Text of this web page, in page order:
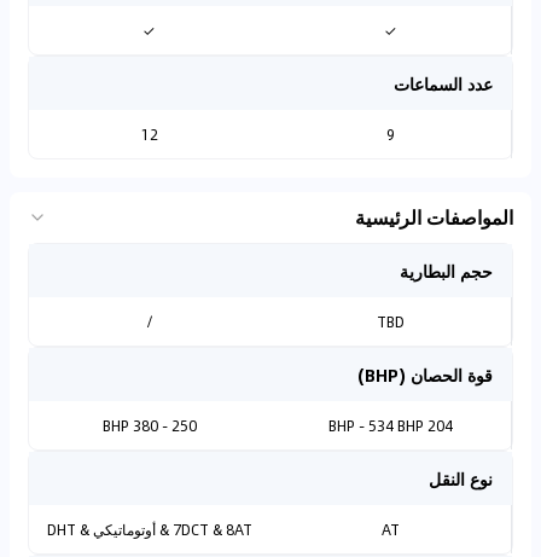
✓
✓
عدد السماعات
9
12
المواصفات الرئيسية
حجم البطارية
TBD
/
قوة الحصان (BHP)
204 BHP - 534 BHP
250 - 380 BHP
نوع النقل
AT 7DCT & 8AT & أوتوماتيكي & DHT